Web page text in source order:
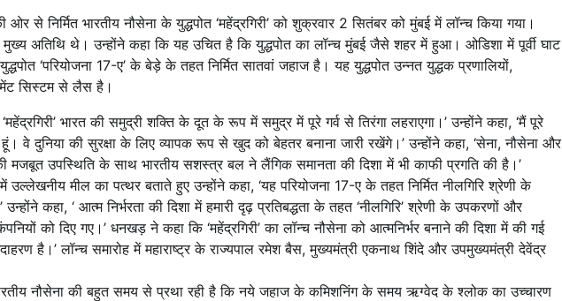
से निर्मित भारतीय नौसेना के युद्धपोत ‘महेंद्रगिरी’ को शुक्रवार 2 सितंबर को मुंबई में लॉन्च किया गया।
मुख्य अतिथि थे। उन्होंने कहा कि यह उचित है कि युद्धपोत का लॉन्च मुंबई जैसे शहर में हुआ। ओडिशा में पूर्वी घाट
‘परियोजना 17-ए’ के बेड़े के तहत निर्मित सातवां जहाज है। यह युद्धपोत उन्नत युद्धक प्रणालियों,
सिस्टम से लैस है।
भारत की समुद्री शक्ति के दूत के रूप में समुद्र में पूरे गर्व से तिरंगा लहराएगा।’ उन्होंने कहा, ‘मैं पूरे
वे दुनिया की सुरक्षा के लिए व्यापक रूप से खुद को बेहतर बनाना जारी रखेंगे।’ उन्होंने कहा, ‘सेना, नौसेना और
मजबूत उपस्थिति के साथ भारतीय सशस्त्र बल ने लैंगिक समानता की दिशा में भी काफी प्रगति की है।’
उल्लेखनीय मील का पत्थर बताते हुए उन्होंने कहा, ‘यह परियोजना 17-ए के तहत निर्मित नीलगिरि श्रेणी के
कहा, ‘ आत्म निर्भरता की दिशा में हमारी दृढ़ प्रतिबद्धता के तहत ‘नीलगिरि’ श्रेणी के उपकरणों और
को दिए गए।’ धनखड़ ने कहा कि ‘महेंद्रगिरी’ का लॉन्च नौसेना को आत्मनिर्भर बनाने की दिशा में की गई
है।’ लॉन्च समारोह में महाराष्ट्र के राज्यपाल रमेश बैस, मुख्यमंत्री एकनाथ शिंदे और उपमुख्यमंत्री देवेंद्र
नौसेना की बहुत समय से प्रथा रही है कि नये जहाज के कमिशनिंग के समय ऋग्वेद के श्लोक का उच्चारण